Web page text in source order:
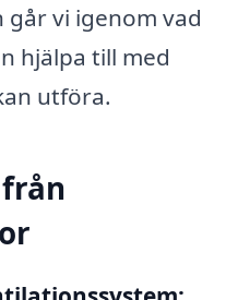
går vi igenom vad
hjälpa till med
utföra.